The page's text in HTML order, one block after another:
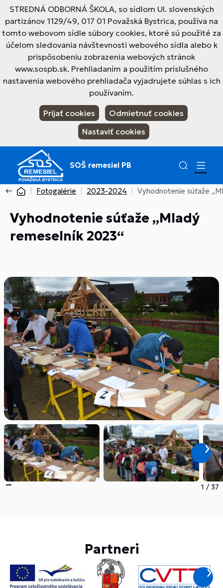
STREDNÁ ODBORNÁ ŠKOLA, so sídlom Ul. slovenských
partizánov 1129/49, 017 01 Považská Bystrica, používa na
tomto webovom sídle súbory cookies, ktoré sú použité za
účelom sledovania návštevnosti webového sídla alebo k
prispôsobeniu zobrazenia webových stránok
www.sospb.sk. Prehliadaním a použitím príslušného
nastavenia webového prehliadača vyjadrujete súhlas s ich
používaním.
Prijať cookies
Odmietnuť cookies
Nastaviť cookies
SOŠ remesiel PB
Fotogalérie 2023-2024 Vyhodnotenie súťaže
Vyhodnotenie súťaže „Mladý
remeselník 2023“
1 / 37
Partneri